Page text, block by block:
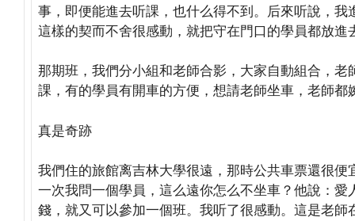
事，即便能進去听課，也什么得不到。后來听說，
這樣的契而不舍很感動，就把守在門口的學員都放進
那期班，我們分小組和老師合影，大家自動組合，
課，有的學員有開車的方便，想請老師坐車，老師都
真是奇跡
我們住的旅館离吉林大學很遠，那時公共車票還很
一次我問一個學員，這么遠你怎么不坐車？他說：
錢，就又可以參加一個班。我听了很感動。這是老